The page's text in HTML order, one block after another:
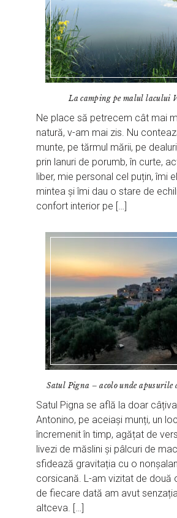
La camping pe malul lacului
Ne place să petrecem cât mai
natură, v-am mai zis. Nu
munte, pe tărmul mării, pe
prin lanuri de porumb, în curte,
liber, mie personal cel puțin, îmi
mintea și îmi dau o stare de
confort interior pe […]
Satul Pigna – acolo unde
Satul Pigna se află la doar
Antonino, pe aceiași munți, un
încremenit în timp, agățat de
livezi de măslini și pâlcuri de
sfidează gravitația cu o
corsicană. L-am vizitat de două
de fiecare dată am avut
altceva. […]